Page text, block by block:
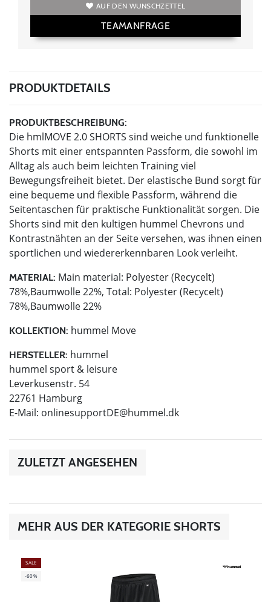
AUF DEN WUNSCHZETTEL
TEAMANFRAGE
PRODUKTDETAILS
PRODUKTBESCHREIBUNG:
Die hmlMOVE 2.0 SHORTS sind weiche und funktionelle
Shorts mit einer entspannten Passform, die sowohl im
Alltag als auch beim leichten Training viel
Bewegungsfreiheit bietet. Der elastische Bund sorgt für
eine bequeme und flexible Passform, während die
Seitentaschen für praktische Funktionalität sorgen. Die
Shorts sind mit den kultigen hummel Chevrons und
Kontrastnähten an der Seite versehen, was ihnen einen
sportlichen und wiedererkennbaren Look verleiht.
MATERIAL: Main material: Polyester (Recycelt)
78%,Baumwolle 22%, Total: Polyester (Recycelt)
78%,Baumwolle 22%
KOLLEKTION: hummel Move
HERSTELLER: hummel
hummel sport & leisure
Leverkusenstr. 54
22761 Hamburg
E-Mail: onlinesupportDE@hummel.dk
ZULETZT ANGESEHEN
MEHR AUS DER KATEGORIE SHORTS
SALE
-60%